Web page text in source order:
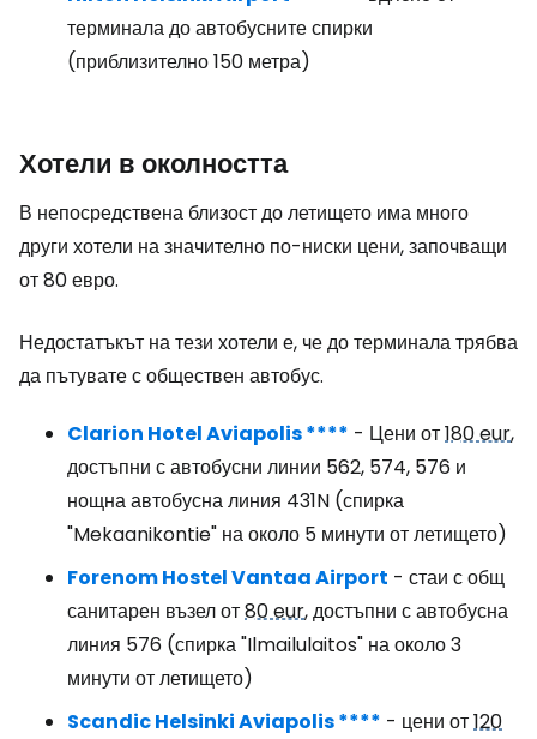
терминала до автобусните спирки
(приблизително 150 метра)
Хотели в околността
В непосредствена близост до летището има много
други хотели на значително по-ниски цени, започващи
от 80 евро.
Недостатъкът на тези хотели е, че до терминала трябва
да пътувате с обществен автобус.
Clarion Hotel Aviapolis **** - Цени от180 eur,
достъпни с автобусни линии 562, 574, 576 и
нощна автобусна линия 431N (спирка
"Mekaanikontie" на около 5 минути от летището)
Forenom Hostel Vantaa Airport - стаи с общ
санитарен възел от80 eur, достъпни с автобусна
линия 576 (спирка "Ilmailulaitos" на около 3
минути от летището)
Scandic Helsinki Aviapolis **** - цени от120